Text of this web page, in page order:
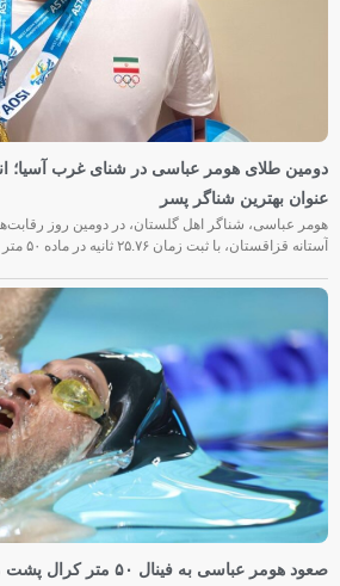
دومین طلای هومر عباسی در شنای غرب آسیا؛
عنوان بهترین شناگر پسر
هومر عباسی، شناگر اهل گلستان، در دومین روز
آستانه قزاقستان، با ثبت زمان ۲۵.۷۶ ثانیه در ماده ۵۰ متر کرال پشت به مدال طلا
صعود هومر عباسی به فینال ۵۰ متر کرال پشت مسابقات غرب آسیا